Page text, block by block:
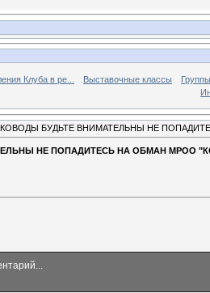
Клуба в ре... Выставочные классы
БУДЬТЕ ВНИМАТЕЛЬНЫ НЕ
НЕ ПОПАДИТЕСЬ НА ОБМАН МРОО